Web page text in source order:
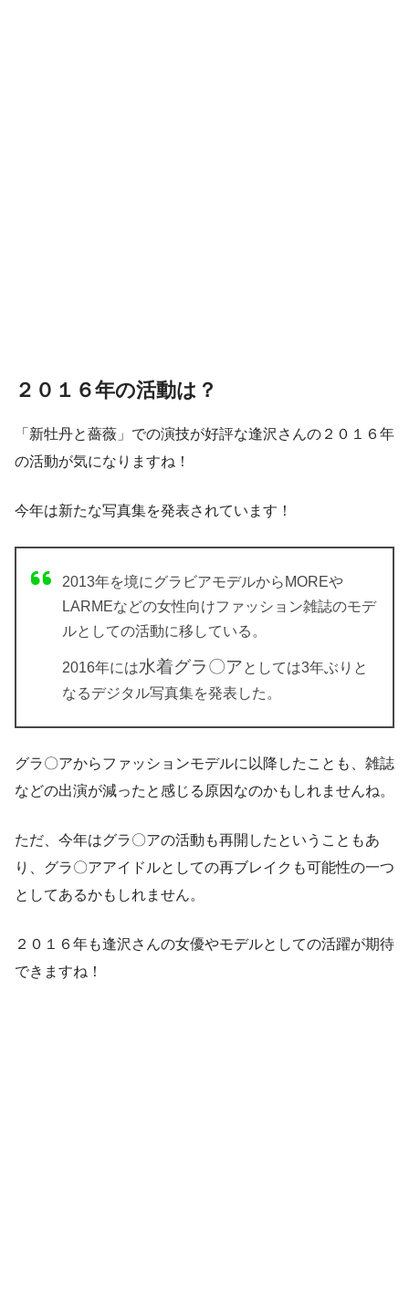
２０１６年の活動は？
「新牡丹と薔薇」での演技が好評な逢沢さんの２０１６年
の活動が気になりますね！
今年は新たな写真集を発表されています！
2013年を境にグラビアモデルからMOREや
LARMEなどの女性向けファッション雑誌のモデ
ルとしての活動に移している。
2016年には水着グラ〇アとしては3年ぶりと
なるデジタル写真集を発表した。
グラ〇アからファッションモデルに以降したことも、雑誌
などの出演が減ったと感じる原因なのかもしれませんね。
ただ、今年はグラ〇アの活動も再開したということもあ
り、グラ〇アアイドルとしての再ブレイクも可能性の一つ
としてあるかもしれません。
２０１６年も逢沢さんの女優やモデルとしての活躍が期待
できますね！